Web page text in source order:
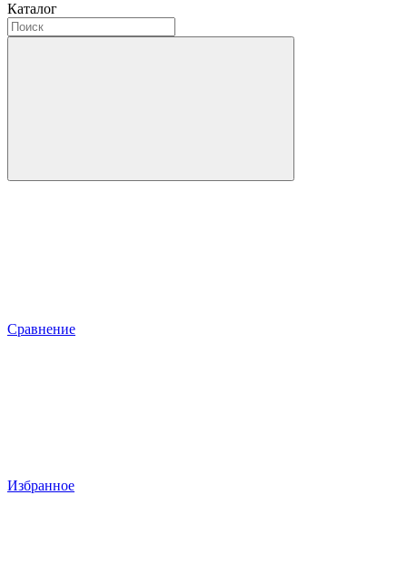
Каталог
Сравнение
Избранное